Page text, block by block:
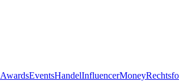
AwardsEventsHandelInfluencerMoney